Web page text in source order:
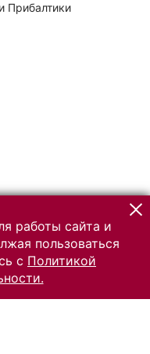
Прибалтики
работы сайта и
пользоваться
с Политикой